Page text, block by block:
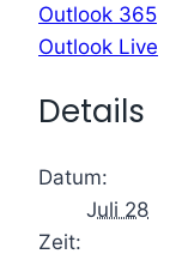
Outlook 365
Outlook Live
Details
Datum:
Juli 28
Zeit: